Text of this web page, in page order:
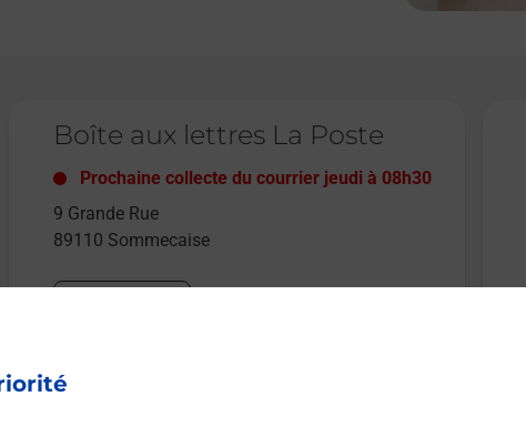
Boîte aux lettres La Poste
Prochaine collecte du courrier jeudi à 08h30
9 Grande Rue
89110 Sommecaise
Le lien s'ouvre dans un nouvel onglet